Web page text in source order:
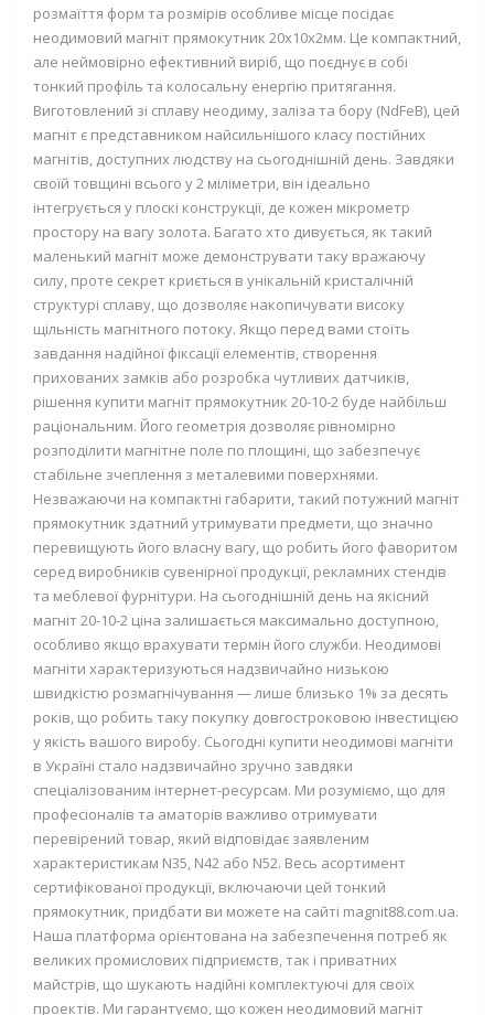
розмаїття форм та розмірів особливе місце посідає
неодимовий магніт прямокутник 20х10х2мм. Це компактний,
але неймовірно ефективний виріб, що поєднує в собі
тонкий профіль та колосальну енергію притягання.
Виготовлений зі сплаву неодиму, заліза та бору (NdFeB), цей
магніт є представником найсильнішого класу постійних
магнітів, доступних людству на сьогоднішній день. Завдяки
своїй товщині всього у 2 міліметри, він ідеально
інтегрується у плоскі конструкції, де кожен мікрометр
простору на вагу золота. Багато хто дивується, як такий
маленький магніт може демонструвати таку вражаючу
силу, проте секрет криється в унікальній кристалічній
структурі сплаву, що дозволяє накопичувати високу
щільність магнітного потоку. Якщо перед вами стоїть
завдання надійної фіксації елементів, створення
прихованих замків або розробка чутливих датчиків,
рішення купити магніт прямокутник 20-10-2 буде найбільш
раціональним. Його геометрія дозволяє рівномірно
розподілити магнітне поле по площині, що забезпечує
стабільне зчеплення з металевими поверхнями.
Незважаючи на компактні габарити, такий потужний магніт
прямокутник здатний утримувати предмети, що значно
перевищують його власну вагу, що робить його фаворитом
серед виробників сувенірної продукції, рекламних стендів
та меблевої фурнітури. На сьогоднішній день на якісний
магніт 20-10-2 ціна залишається максимально доступною,
особливо якщо врахувати термін його служби. Неодимові
магніти характеризуються надзвичайно низькою
швидкістю розмагнічування — лише близько 1% за десять
років, що робить таку покупку довгостроковою інвестицією
у якість вашого виробу. Сьогодні купити неодимові магніти
в Україні стало надзвичайно зручно завдяки
спеціалізованим інтернет-ресурсам. Ми розуміємо, що для
професіоналів та аматорів важливо отримувати
перевірений товар, який відповідає заявленим
характеристикам N35, N42 або N52. Весь асортимент
сертифікованої продукції, включаючи цей тонкий
прямокутник, придбати ви можете на сайті magnit88.com.ua.
Наша платформа орієнтована на забезпечення потреб як
великих промислових підприємств, так і приватних
майстрів, що шукають надійні комплектуючі для своїх
проектів. Ми гарантуємо, що кожен неодимовий магніт